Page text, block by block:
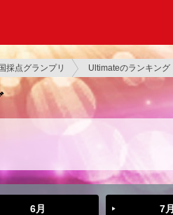
採点グランプリ Ultimateのランキング
6月 7月